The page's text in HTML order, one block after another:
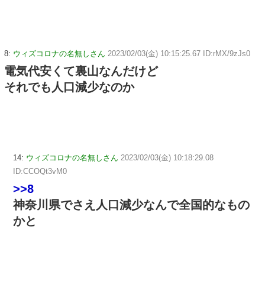
8: ウィズコロナの名無しさん 2023/02/03(金) 10:15:25.67 ID:rMX/9zJs0
電気代安くて裏山なんだけど
それでも人口減少なのか
14: ウィズコロナの名無しさん 2023/02/03(金) 10:18:29.08
ID:CCOQt3vM0
>>8
神奈川県でさえ人口減少なんで全国的なもの
かと